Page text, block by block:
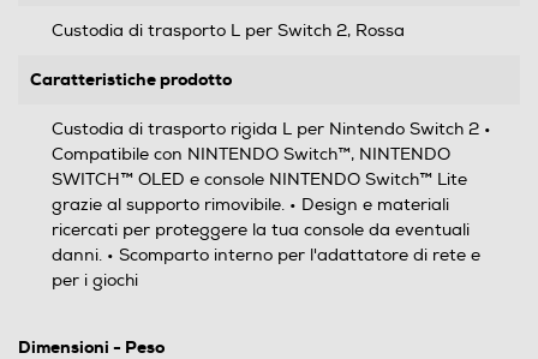
Custodia di trasporto L per Switch 2, Rossa
Caratteristiche prodotto
Custodia di trasporto rigida L per Nintendo Switch 2 •
Compatibile con NINTENDO Switch™, NINTENDO
SWITCH™ OLED e console NINTENDO Switch™ Lite
grazie al supporto rimovibile. • Design e materiali
ricercati per proteggere la tua console da eventuali
danni. • Scomparto interno per l'adattatore di rete e
per i giochi
Dimensioni - Peso